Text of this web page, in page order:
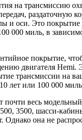
на трансмиссию
раздаточную
и оси. Это покрытие
000 миль, в
покрытие,
двигателя Hemi.
трансмиссии на
лет или 100 000
почти весь
3500, шасси-
Однако она не